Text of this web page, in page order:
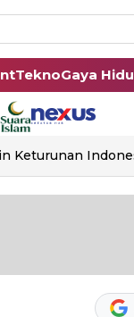
TeknoGaya
Keturunan